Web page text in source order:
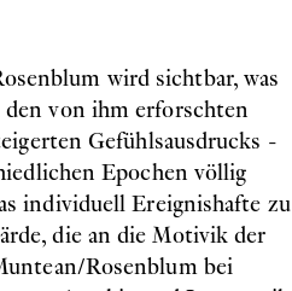
wird sichtbar, was
von ihm erforschten
Gefühlsausdrucks -
Epochen völlig
individuell Ereignishafte zu
die an die Motivik der
Rosenblum bei